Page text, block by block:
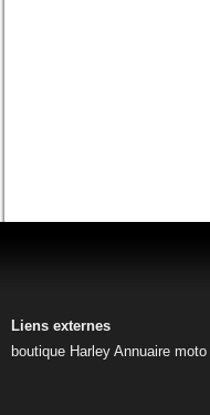
Liens externes
boutique Harley Annuaire moto